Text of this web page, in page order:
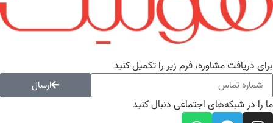
برای دریافت مشاوره، فرم زیر را تکمیل کنید
ارسال
ما را در شبکه‌های اجتماعی دنبال کنید